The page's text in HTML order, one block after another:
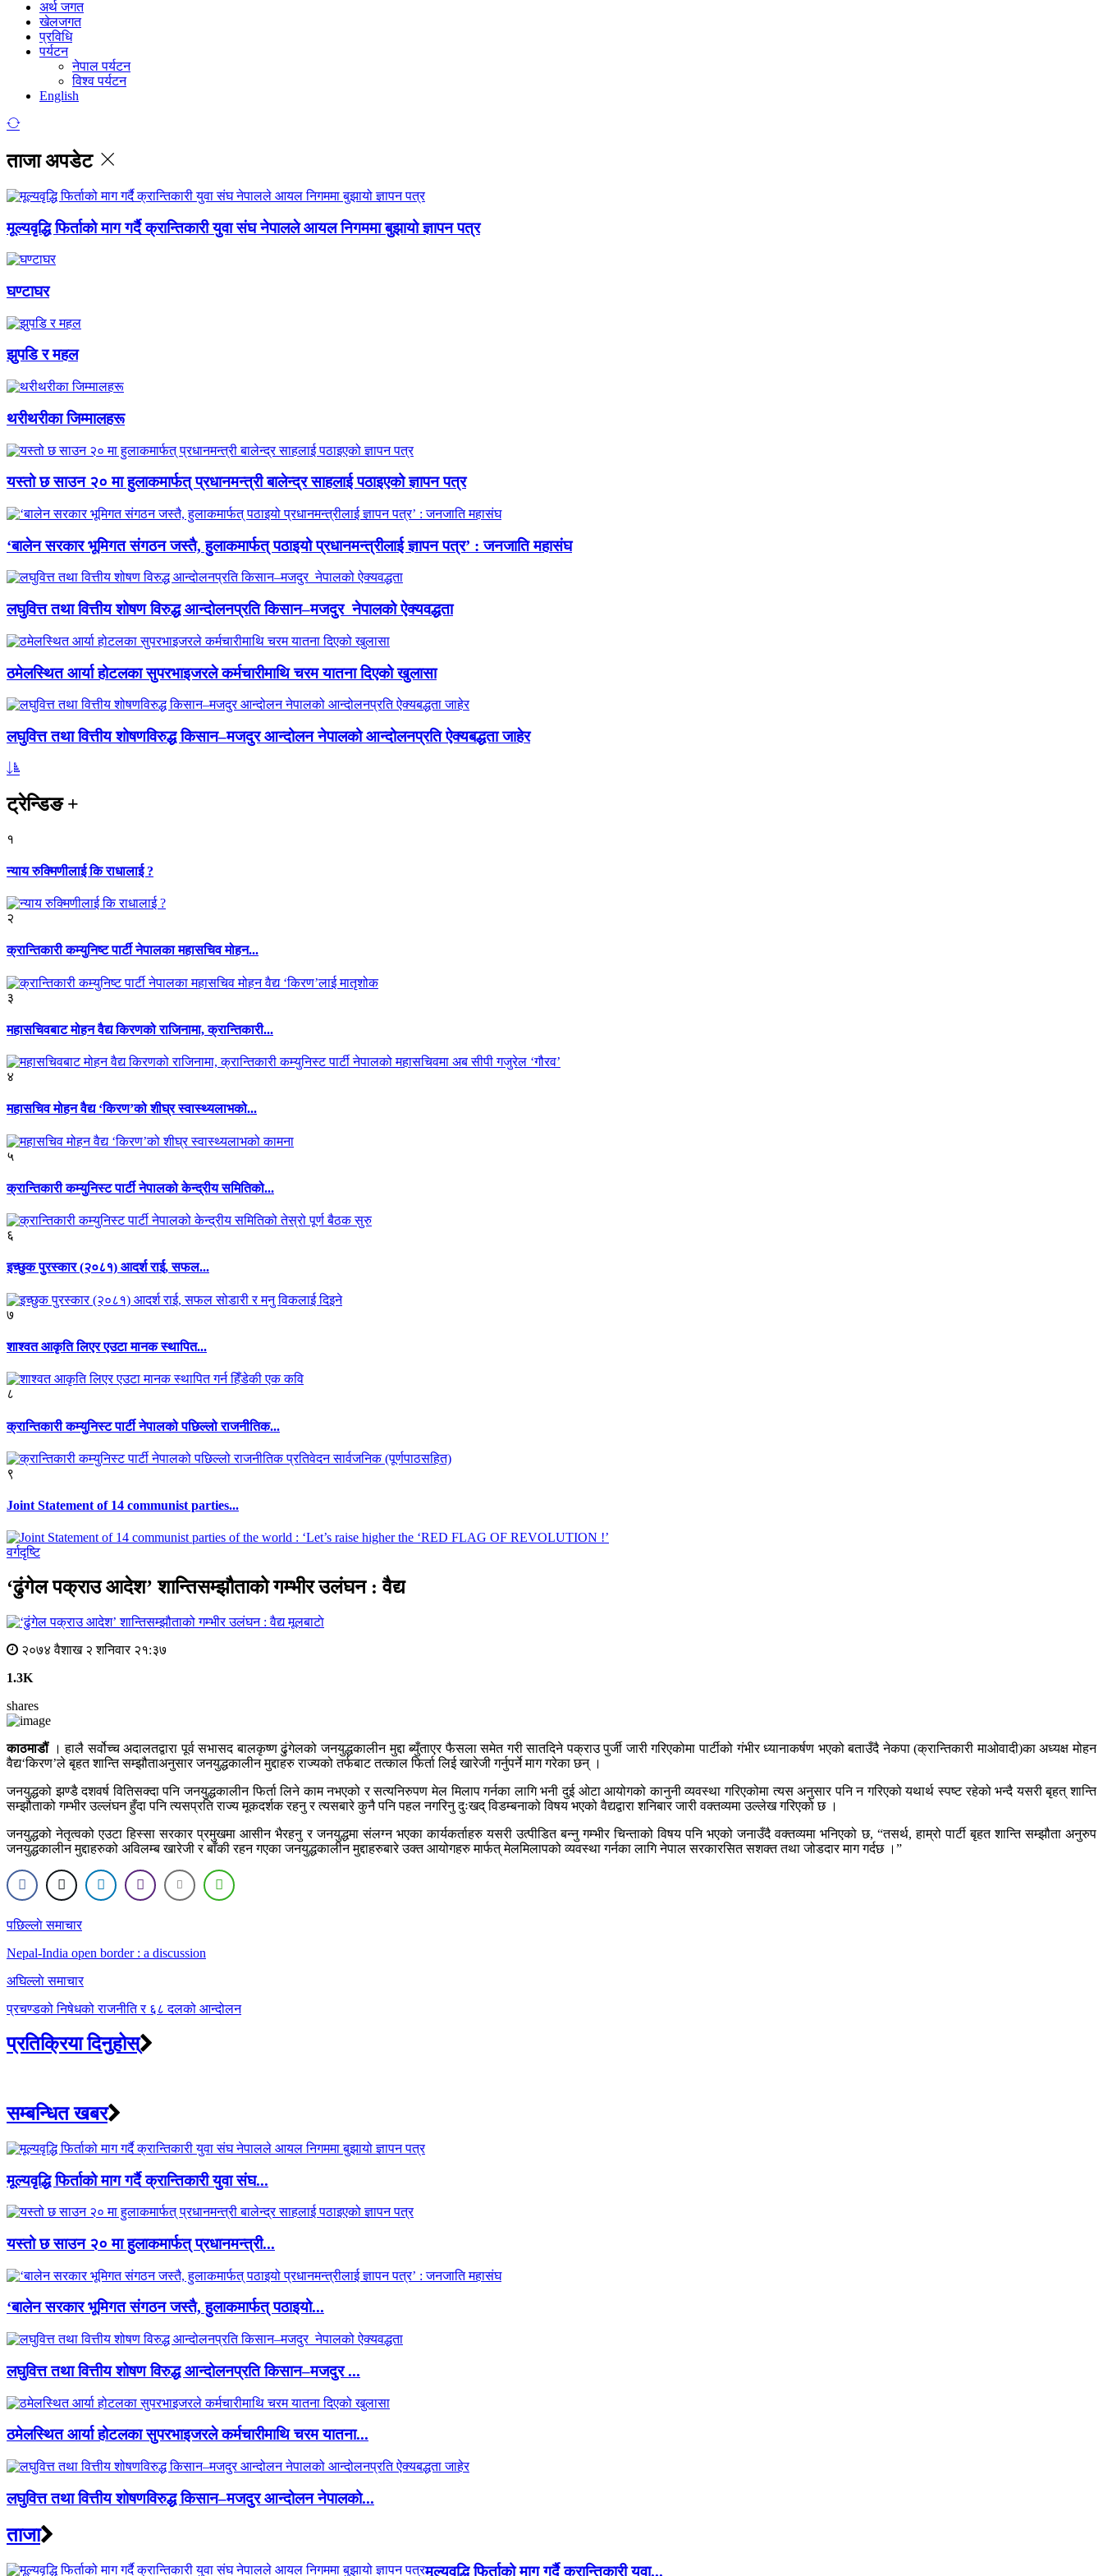
अर्थ जगत
खेलजगत
प्रविधि
पर्यटन
नेपाल पर्यटन
विश्व पर्यटन
English
ताजा अपडेट
मूल्यवृद्धि फिर्ताको माग गर्दै क्रान्तिकारी युवा संघ नेपालले आयल निगममा बुझायो ज्ञापन पत्र
घण्टाघर
झुपडि र महल
थरीथरीका जिम्मालहरू
यस्तो छ साउन २० मा हुलाकमार्फत् प्रधानमन्त्री बालेन्द्र साहलाई पठाइएको ज्ञापन पत्र
‘बालेन सरकार भूमिगत संगठन जस्तै, हुलाकमार्फत् पठाइयो प्रधानमन्त्रीलाई ज्ञापन पत्र’ : जनजाति महासंघ
लघुवित्त तथा वित्तीय शोषण विरुद्ध आन्दोलनप्रति किसान–मजदुर नेपालको ऐक्यवद्धता
ठमेलस्थित आर्या होटलका सुपरभाइजरले कर्मचारीमाथि चरम यातना दिएको खुलासा
लघुवित्त तथा वित्तीय शोषणविरुद्ध किसान–मजदुर आन्दोलन नेपालको आन्दोलनप्रति ऐक्यबद्धता जाहेर
ट्रेन्डिङ+
१
न्याय रुक्मिणीलाई कि राधालाई ?
२
क्रान्तिकारी कम्युनिष्ट पार्टी नेपालका महासचिव मोहन...
३
महासचिवबाट मोहन वैद्य किरणको राजिनामा, क्रान्तिकारी...
४
महासचिव मोहन वैद्य ‘किरण’को शीघ्र स्वास्थ्यलाभको...
५
क्रान्तिकारी कम्युनिस्ट पार्टी नेपालको केन्द्रीय समितिको...
६
इच्छुक पुरस्कार (२०८१) आदर्श राई, सफल...
७
शाश्वत आकृति लिएर एउटा मानक स्थापित...
८
क्रान्तिकारी कम्युनिस्ट पार्टी नेपालको पछिल्लो राजनीतिक...
९
Joint Statement of 14 communist parties...
वर्गदृष्टि
‘ढुंगेल पक्राउ आदेश’ शान्तिसम्झौताको गम्भीर उलंघन : वैद्य
मूलबाटाे
२०७४ वैशाख २ शनिवार २१:३७
1.3K
shares
काठमाडौं। हालै सर्वोच्च अदालतद्वारा पूर्व सभासद बालकृष्ण ढुंगेलको जनयुद्धकालीन मुद्दा ब्युँताएर फैसला समेत गरी सातदिने पक्राउ पुर्जी जारी गरिएकोमा पार्टीको गंभीर ध्यानाकर्षण भएको बताउँदै नेकपा (क्रान्तिकारी माओवादी)का अध्यक्ष मोहन
वैद्य‘किरण’ले बृहत शान्ति सम्झौताअनुसार जनयुद्धकालीन मुद्दाहरु राज्यको तर्फबाट तत्काल फिर्ता लिई खारेजी गर्नुपर्ने माग गरेका छन् ।
जनयुद्धको झण्डै दशवर्ष वितिसक्दा पनि जनयुद्धकालीन फिर्ता लिने काम नभएको र सत्यनिरुपण मेल मिलाप गर्नका लागि भनी दुई ओटा आयोगको कानुनी व्यवस्था गरिएकोमा त्यस अनुसार पनि न गरिएको यथार्थ स्पष्ट रहेको भन्दै यसरी बृहत् शान्ति
सम्झौताको गम्भीर उल्लंघन हुँदा पनि त्यसप्रति राज्य मूकदर्शक रहनु र त्यसबारे कुनै पनि पहल नगरिनु दुःखद् विडम्बनाको विषय भएको वैद्यद्वारा शनिबार जारी वक्तव्यमा उल्लेख गरिएको छ ।
जनयुद्धको नेतृत्वको एउटा हिस्सा सरकार प्रमुखमा आसीन भैरहनु र जनयुद्धमा संलग्न भएका कार्यकर्ताहरु यसरी उत्पीडित बन्नु गम्भीर चिन्ताको विषय पनि भएको जनाउँदै वक्तव्यमा भनिएको छ, “तसर्थ, हाम्रो पार्टी बृहत शान्ति सम्झौता अनुरुप
जनयुद्धकालीन मुद्दाहरुको अविलम्ब खारेजी र बाँकी रहन गएका जनयुद्धकालीन मुद्दाहरुबारे उक्त आयोगहरु मार्फत् मेलमिलापको व्यवस्था गर्नका लागि नेपाल सरकारसित सशक्त तथा जोडदार माग गर्दछ ।”
Post
navigation
पछिल्लाे समाचार
Nepal-India open border : a discussion
अघिल्लाे समाचार
प्रचण्डको निषेधको राजनीति र ६८ दलको आन्दोलन
प्रतिक्रिया दिनुहोस्
सम्बन्धित खबर
मूल्यवृद्धि फिर्ताको माग गर्दै क्रान्तिकारी युवा संघ...
यस्तो छ साउन २० मा हुलाकमार्फत् प्रधानमन्त्री...
‘बालेन सरकार भूमिगत संगठन जस्तै, हुलाकमार्फत् पठाइयो...
लघुवित्त तथा वित्तीय शोषण विरुद्ध आन्दोलनप्रति किसान–मजदुर ...
ठमेलस्थित आर्या होटलका सुपरभाइजरले कर्मचारीमाथि चरम यातना...
लघुवित्त तथा वित्तीय शोषणविरुद्ध किसान–मजदुर आन्दोलन नेपालको...
ताजा
मूल्यवृद्धि फिर्ताको माग गर्दै क्रान्तिकारी युवा...